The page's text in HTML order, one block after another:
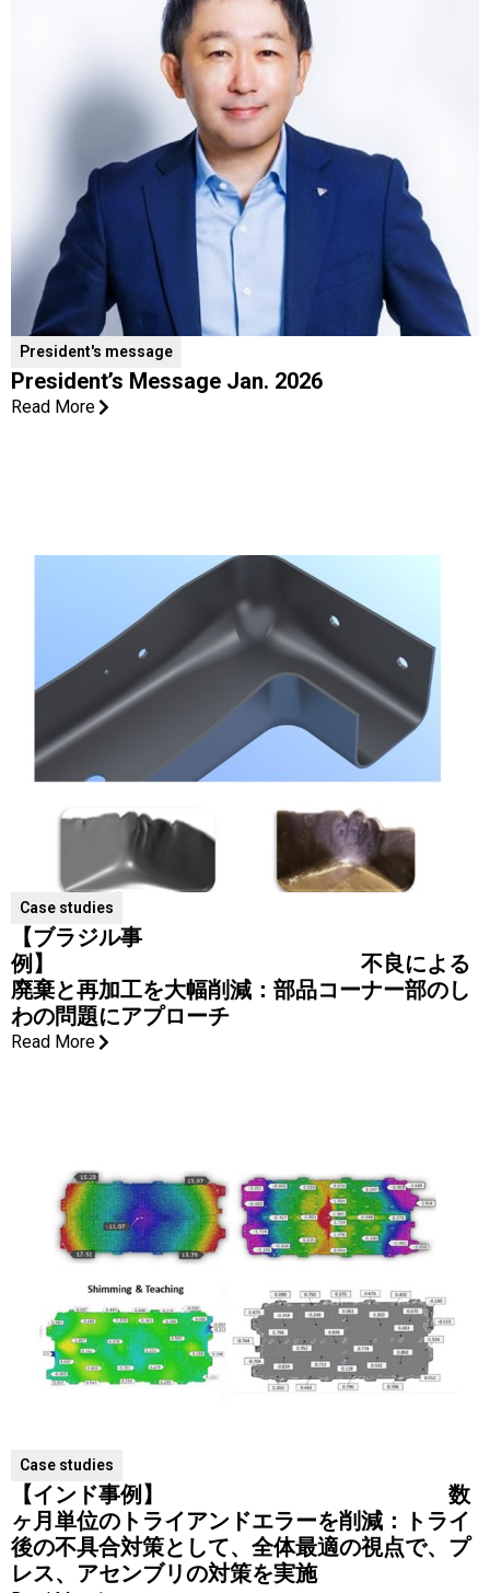
President's message
President’s Message Jan. 2026
Read More
Case studies
【ブラジル事
例】 不良による
廃棄と再加工を大幅削減：部品コーナー部のし
わの問題にアプローチ
Read More
Case studies
【インド事例】 数
ヶ月単位のトライアンドエラーを削減：トライ
後の不具合対策として、全体最適の視点で、プ
レス、アセンブリの対策を実施